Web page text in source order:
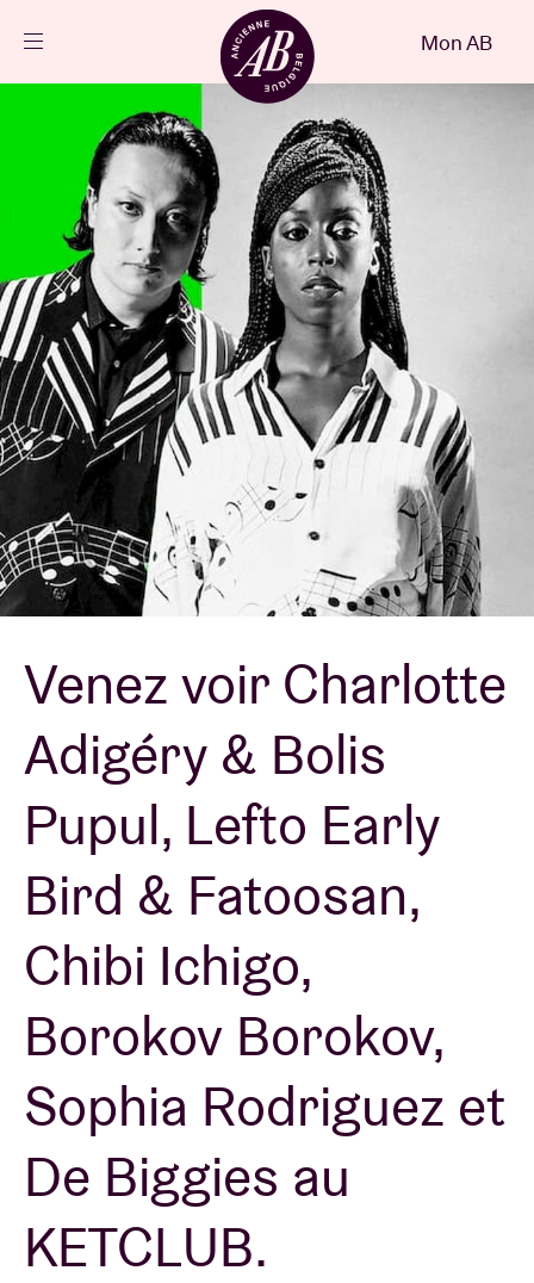
FR
Agenda
Projets
Actualités
Infos visiteurs
AB ❤ you
Location de salles
BRDCST
ABtv
Chèque-concert
À propos de l'AB
Contact
Mon AB
Venez voir Charlotte
Adigéry & Bolis
Pupul, Lefto Early
Bird & Fatoosan,
Chibi Ichigo,
Borokov Borokov,
Sophia Rodriguez et
De Biggies au
KETCLUB.